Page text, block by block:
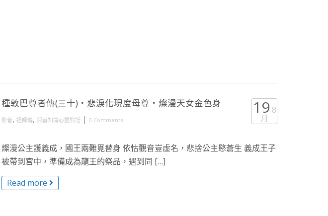
種敦巴尊者傳(三十)・悲淚化現度母尊・燦漫天女金色身
影音, 祖師傳, 與善知識心靈對話 | 0 Comments
19 8
月
燦漫公主護義成，國王兩難覓替身 依怙觀音豈虛名，悲捨公主愍蒼生 義成王子
被帶到宮中，準備成為龍王的祭品，遇到同 […]
Read more